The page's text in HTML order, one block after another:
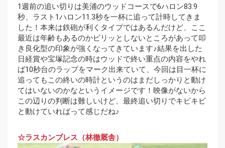
1週前の追い切りは美浦のウッドコースで6ハロン83.9
秒、ラスト1ハロン11.3秒を一杯に追って計時してきま
した！本来は鉄砲が利くタイプではあるんだけど、ここ
最近は年齢もあるのかピリッとしないところがあって叩
き良化型の印象が強くなってきています♪結果を出した
日経賞や宝塚記念の時はウッドで終い重点の内容をやれ
ば10秒台のラップをマーク出来ていて、今回は目一杯に
追ってもこの終いの時計というのはまだしっかりと動け
てはいないのかなというイメージです！映像がないから
この辺りの判断は難しいけど、最終追い切りでキビキビ
と動けていればって感じだね♪
☆ラスカンブレス（林徹厩舎）